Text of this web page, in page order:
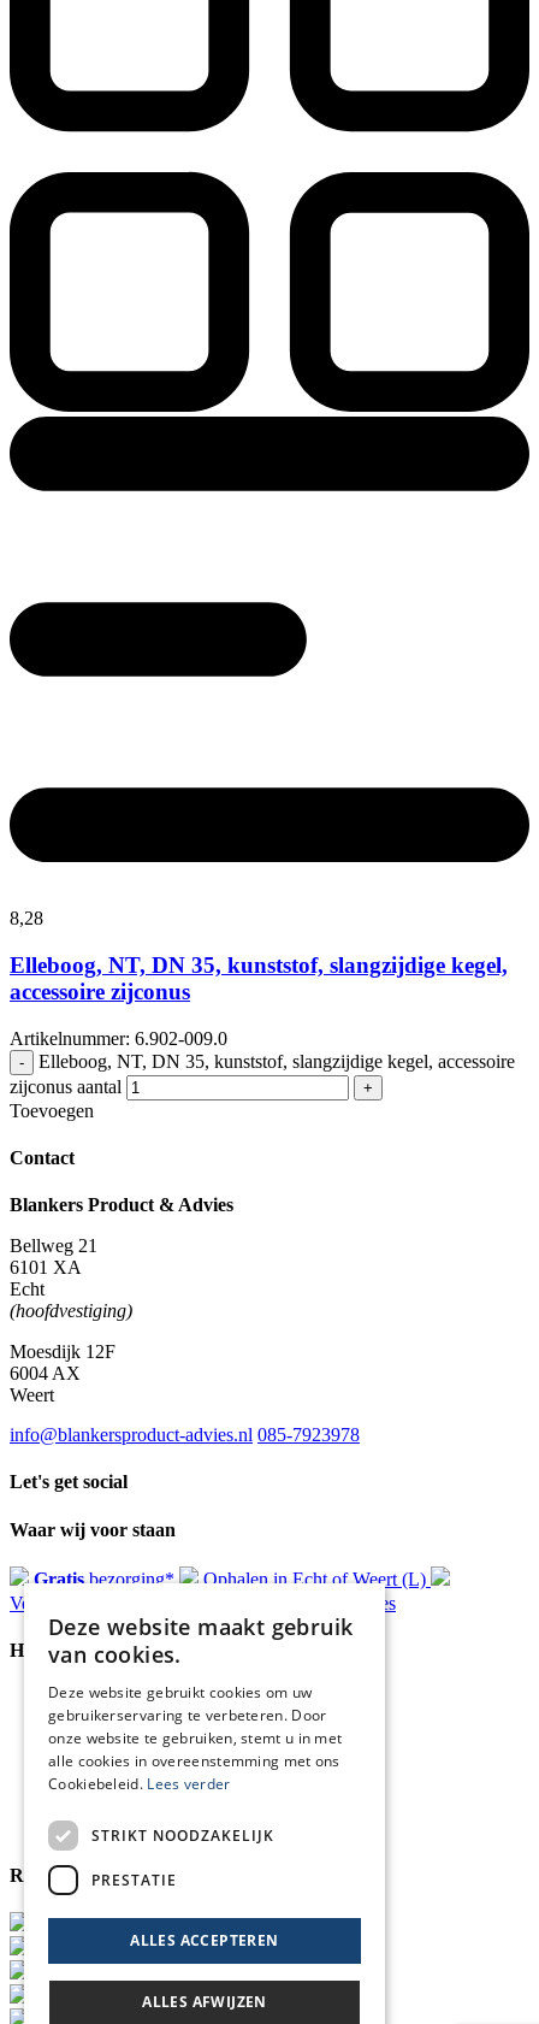
8,28
Elleboog, NT, DN 35, kunststof, slangzijdige kegel,
accessoire zijconus
Artikelnummer: 6.902-009.0
-
Elleboog, NT, DN 35, kunststof, slangzijdige kegel, accessoire
zijconus aantal
+
Toevoegen
Contact
Blankers Product & Advies
Bellweg 21
6101 XA
Echt
(hoofdvestiging)
Moesdijk 12F
6004 AX
Weert
info@blankersproduct-advies.nl 085-7923978
Let's get social
Waar wij voor staan
Gratisbezorging*
Ophalen in Echt of Weert (L)
Verzonden
advies
Handige Links
Home
Klantenservice
Over ons
Blog
Privacyverklaring
Cookies
Reviewmerk
Deze website maakt gebruik
van cookies.
Deze website gebruikt cookies om uw
gebruikerservaring te verbeteren. Door
onze website te gebruiken, stemt u in met
alle cookies in overeenstemming met ons
Cookiebeleid. Lees verder
STRIKT NOODZAKELIJK
PRESTATIE
ALLES ACCEPTEREN
ALLES AFWIJZEN